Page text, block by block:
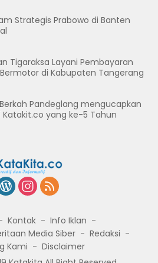
Strategis Prabowo di Banten
Tigaraksa Layani Pembayaran
di Kabupaten Tangerang
Pandeglang mengucapkan
Katakit.co yang ke-5 Tahun
Kontak
Info Iklan
Media Siber
Redaksi
Kami
Disclaimer